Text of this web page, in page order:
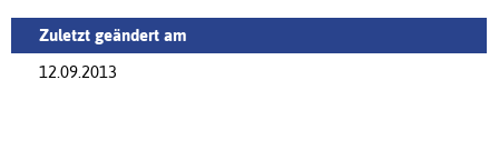
Zuletzt geändert am
12.09.2013